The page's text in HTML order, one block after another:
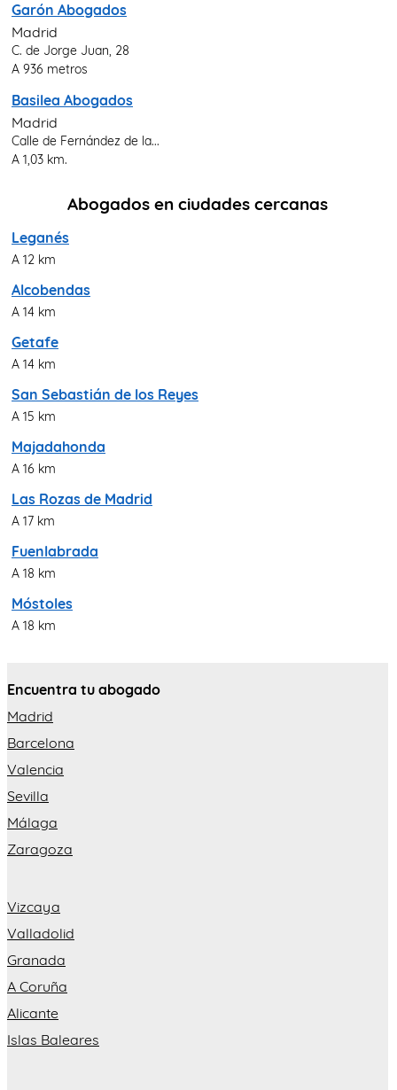
Garón Abogados
Madrid
C. de Jorge Juan, 28
A 936 metros
Basilea Abogados
Madrid
Calle de Fernández de la...
A 1,03 km.
Abogados en ciudades cercanas
Leganés
A 12 km
Alcobendas
A 14 km
Getafe
A 14 km
San Sebastián de los Reyes
A 15 km
Majadahonda
A 16 km
Las Rozas de Madrid
A 17 km
Fuenlabrada
A 18 km
Móstoles
A 18 km
Encuentra tu abogado
Madrid
Barcelona
Valencia
Sevilla
Málaga
Zaragoza
Vizcaya
Valladolid
Granada
A Coruña
Alicante
Islas Baleares